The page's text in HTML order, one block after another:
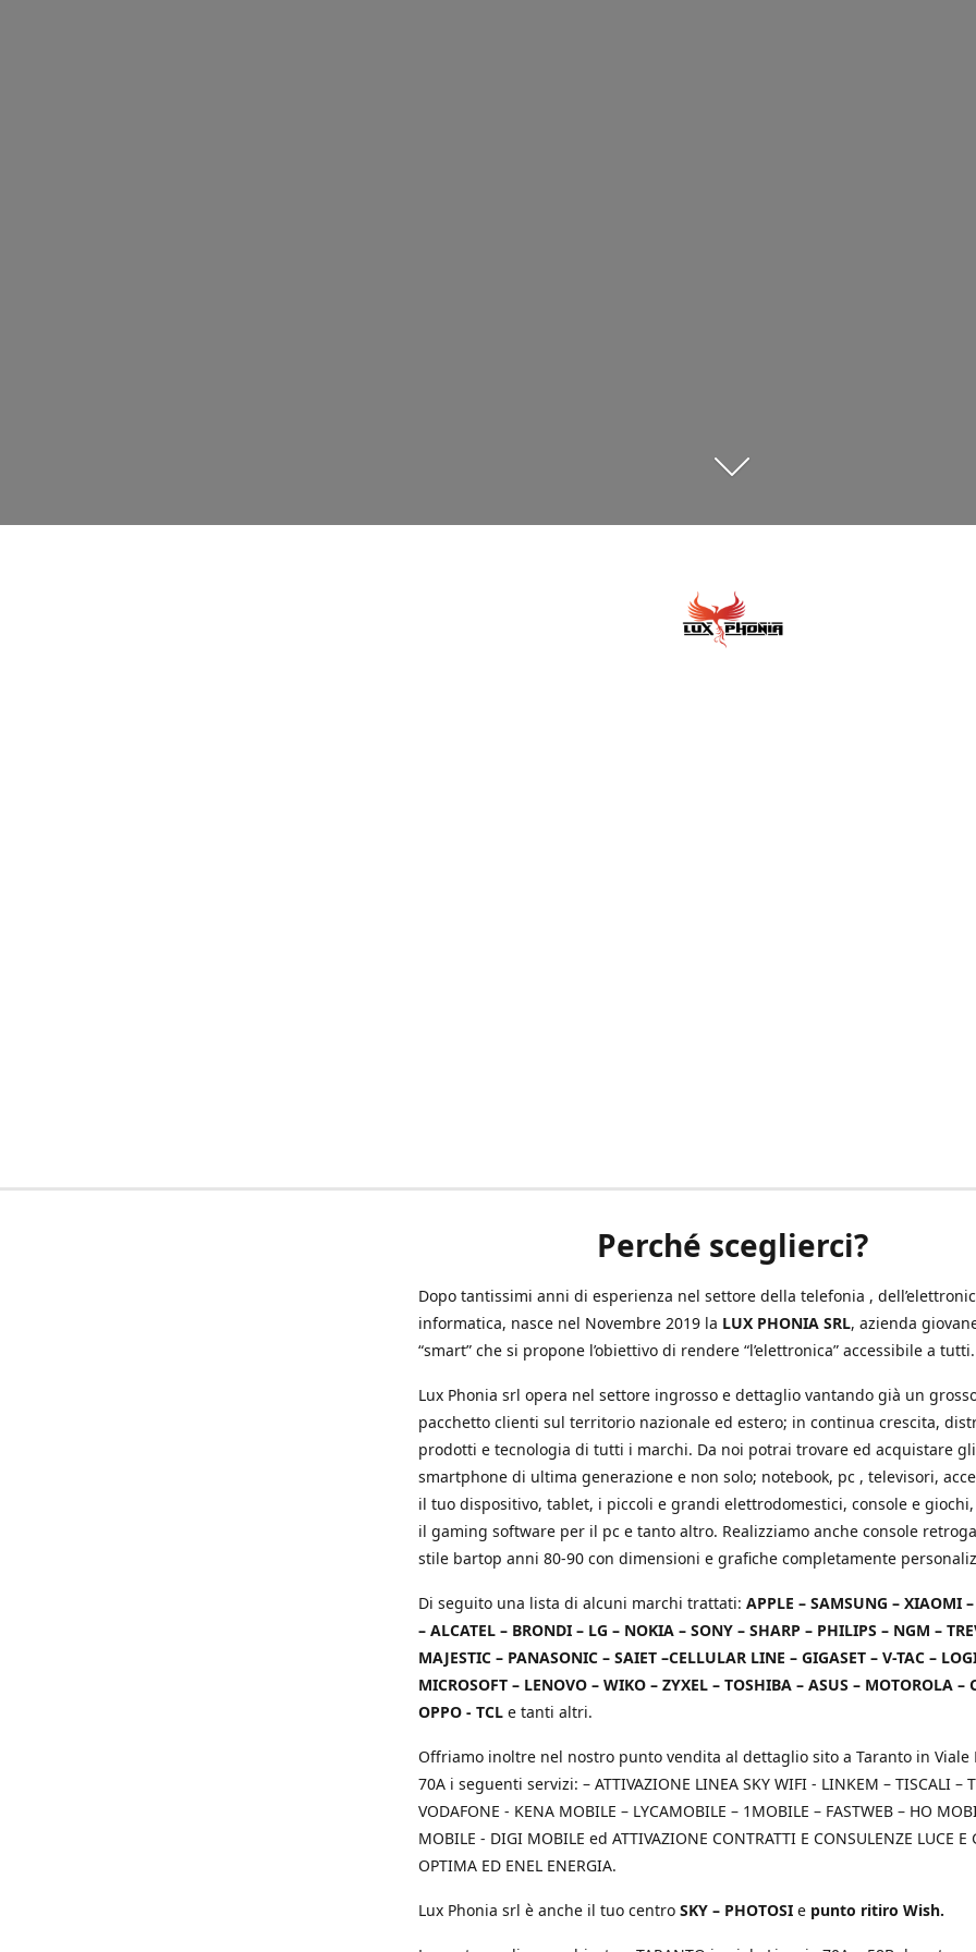
Perché sceglierci?
Dopo tantissimi anni di esperienza nel settore della telefonia ,
informatica, nasce nel Novembre 2019 la LUX PHONIA SRL, azienda
“smart” che si propone l’obiettivo di rendere “l’elettronica” accessibile a tutti.
Lux Phonia srl opera nel settore ingrosso e dettaglio vantando già un
pacchetto clienti sul territorio nazionale ed estero; in continua crescita,
prodotti e tecnologia di tutti i marchi. Da noi potrai trovare ed acquistare gli
smartphone di ultima generazione e non solo; notebook, pc , televisori,
il tuo dispositivo, tablet, i piccoli e grandi elettrodomestici, console e
il gaming software per il pc e tanto altro. Realizziamo anche console
stile bartop anni 80-90 con dimensioni e grafiche completamente
Di seguito una lista di alcuni marchi trattati: APPLE – SAMSUNG – XIAOMI
– ALCATEL – BRONDI – LG – NOKIA – SONY – SHARP – PHILIPS – NGM –
MAJESTIC – PANASONIC – SAIET –CELLULAR LINE – GIGASET – V-TAC –
MICROSOFT – LENOVO – WIKO – ZYXEL – TOSHIBA – ASUS – MOTOROLA –
OPPO - TCL e tanti altri.
Offriamo inoltre nel nostro punto vendita al dettaglio sito a Taranto in Viale
70A i seguenti servizi: – ATTIVAZIONE LINEA SKY WIFI - LINKEM – TISCALI –
VODAFONE - KENA MOBILE – LYCAMOBILE – 1MOBILE – FASTWEB – HO
MOBILE - DIGI MOBILE ed ATTIVAZIONE CONTRATTI E CONSULENZE LUCE E
OPTIMA ED ENEL ENERGIA.
Lux Phonia srl è anche il tuo centro SKY – PHOTOSI e punto ritiro Wish.